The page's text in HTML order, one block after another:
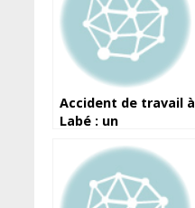
Accident de travail à
Labé : un
explose et tue un
apprenti
vulcanisateur